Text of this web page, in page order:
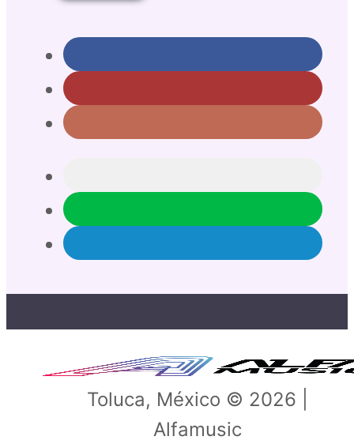
Toluca, México © 2026 |
Alfamusic